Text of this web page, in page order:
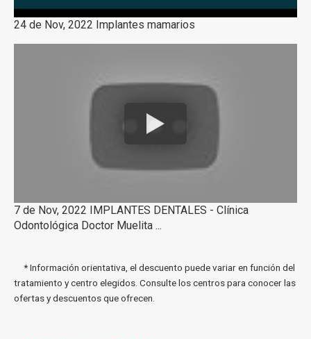
24 de Nov, 2022 Implantes mamarios
7 de Nov, 2022 IMPLANTES DENTALES - Clínica
Odontológica Doctor Muelita ...
* Información orientativa, el descuento puede variar en función del
tratamiento y centro elegidos. Consulte los centros para conocer las
ofertas y descuentos que ofrecen.